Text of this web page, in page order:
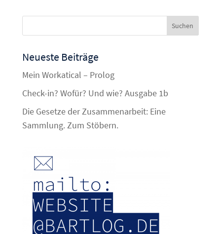
Neueste Beiträge
Mein Workatical – Prolog
Check-in? Wofür? Und wie? Ausgabe 1b
Die Gesetze der Zusammenarbeit: Eine
Sammlung. Zum Stöbern.